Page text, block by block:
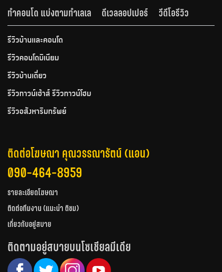
ทำคอนโด แบ่งตามทำเลเล
ดีเวลลอปเปอร์ วีดีโอรีวิว
รีวิวบ้านและคอนโด
รีวิวคอนโดมิเนียม
รีวิวบ้านเดี่ยว
รีวิวทาวน์เฮ้าส์ รีวิวทาวน์โฮม
รีวิวอสังหาริมทรัพย์
ติดต่อโฆษณา คุณวรรณารัตน์ (แอน)
090-464-8959
รายละเอียดโฆษณา
ติดต่อทีมงาน (แนะนำ ติชม)
เกี่ยวกับอยู่สบาย
ติดตามอยู่สบายบนโซเชียลมีเดีย